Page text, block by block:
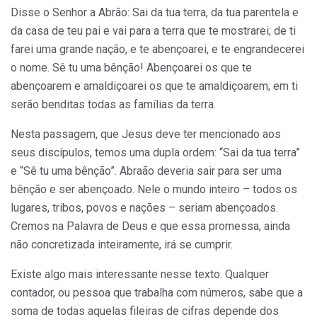
Disse o Senhor a Abrão: Sai da tua terra, da tua parentela e
da casa de teu pai e vai para a terra que te mostrarei; de ti
farei uma grande nação, e te abençoarei, e te engrandecerei
o nome. Sê tu uma bênção! Abençoarei os que te
abençoarem e amaldiçoarei os que te amaldiçoarem; em ti
serão benditas todas as famílias da terra.
Nesta passagem, que Jesus deve ter mencionado aos
seus discípulos, temos uma dupla ordem: “Sai da tua terra”
e “Sê tu uma bênção”. Abraão deveria sair para ser uma
bênção e ser abençoado. Nele o mundo inteiro – todos os
lugares, tribos, povos e nações – seriam abençoados.
Cremos na Palavra de Deus e que essa promessa, ainda
não concretizada inteiramente, irá se cumprir.
Existe algo mais interessante nesse texto. Qualquer
contador, ou pessoa que trabalha com números, sabe que a
soma de todas aquelas fileiras de cifras depende dos